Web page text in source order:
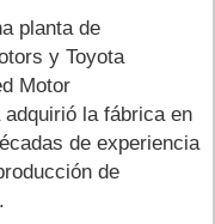
planta de
y Toyota
Motor
la fábrica en
de experiencia
de